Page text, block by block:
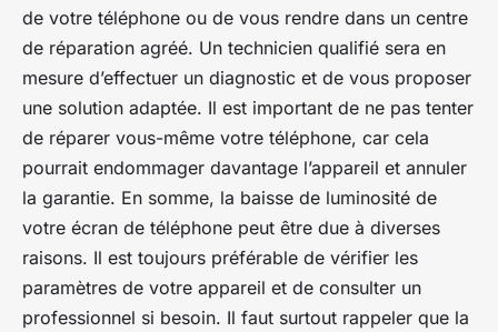
de votre téléphone ou de vous rendre dans un centre
de réparation agréé. Un technicien qualifié sera en
mesure d’effectuer un diagnostic et de vous proposer
une solution adaptée. Il est important de ne pas tenter
de réparer vous-même votre téléphone, car cela
pourrait endommager davantage l’appareil et annuler
la garantie. En somme, la baisse de luminosité de
votre écran de téléphone peut être due à diverses
raisons. Il est toujours préférable de vérifier les
paramètres de votre appareil et de consulter un
professionnel si besoin. Il faut surtout rappeler que la